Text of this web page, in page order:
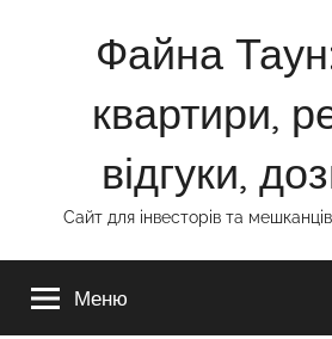
Файна
квартири,
відгуки,
Сайт для інвесторів та
Меню